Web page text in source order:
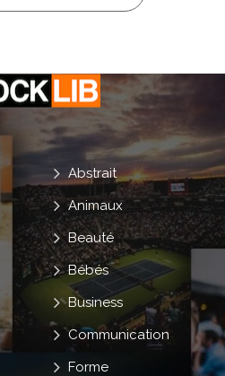
Abstrait
Animaux
Beauté
Bébés
Business
Communication
Forme